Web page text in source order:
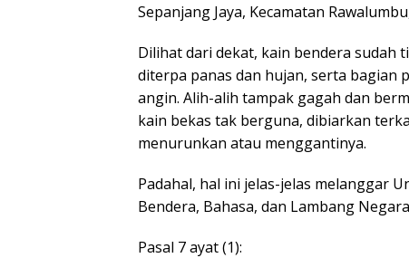
Sepanjang Jaya, Kecamatan
Dilihat dari dekat, kain bendera sudah
diterpa panas dan hujan, serta
angin. Alih-alih tampak gagah dan
kain bekas tak berguna, dibiarkan
menurunkan atau menggantinya.
Padahal, hal ini jelas-jelas melanggar
Bendera, Bahasa, dan Lambang
Pasal 7 ayat (1):